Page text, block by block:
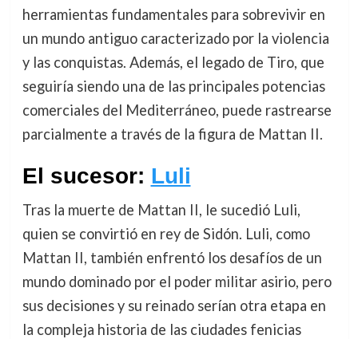
herramientas fundamentales para sobrevivir en
un mundo antiguo caracterizado por la violencia
y las conquistas. Además, el legado de Tiro, que
seguiría siendo una de las principales potencias
comerciales del Mediterráneo, puede rastrearse
parcialmente a través de la figura de Mattan II.
El sucesor: Luli
Tras la muerte de Mattan II, le sucedió Luli,
quien se convirtió en rey de Sidón. Luli, como
Mattan II, también enfrentó los desafíos de un
mundo dominado por el poder militar asirio, pero
sus decisiones y su reinado serían otra etapa en
la compleja historia de las ciudades fenicias